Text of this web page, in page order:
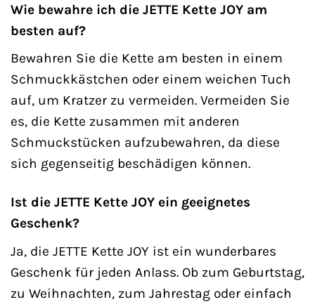
Wie bewahre ich die JETTE Kette JOY am
besten auf?
Bewahren Sie die Kette am besten in einem
Schmuckkästchen oder einem weichen Tuch
auf, um Kratzer zu vermeiden. Vermeiden Sie
es, die Kette zusammen mit anderen
Schmuckstücken aufzubewahren, da diese
sich gegenseitig beschädigen können.
Ist die JETTE Kette JOY ein geeignetes
Geschenk?
Ja, die JETTE Kette JOY ist ein wunderbares
Geschenk für jeden Anlass. Ob zum Geburtstag,
zu Weihnachten, zum Jahrestag oder einfach